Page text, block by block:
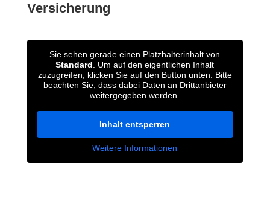
Versicherung
Sie sehen gerade einen Platzhalterinhalt von
Standard . Um auf den eigentlichen Inhalt
zuzugreifen, klicken Sie auf den Button unten. Bitte
beachten Sie, dass dabei Daten an Drittanbieter
weitergegeben werden.
Inhalt entsperren
Weitere Informationen